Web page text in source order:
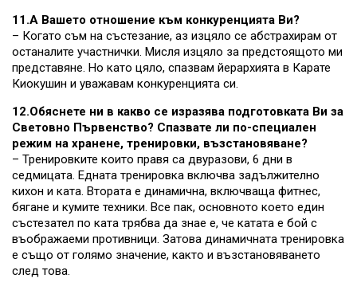
11.А Вашето отношение към конкуренцията Ви?
– Когато съм на състезание, аз изцяло се абстрахирам от
останалите участнички. Мисля изцяло за предстоящото ми
представяне. Но като цяло, спазвам йерархията в Карате
Киокушин и уважавам конкуренцията си.
12.Обяснете ни в какво се изразява подготовката Ви за
Световно Първенство? Спазвате ли по-специален
режим на хранене, тренировки, възстановяване?
– Тренировките които правя са двуразови, 6 дни в
седмицата. Едната тренировка включва задължително
кихон и ката. Втората е динамична, включваща фитнес,
бягане и кумите техники. Все пак, основното което един
състезател по ката трябва да знае е, че катата е бой с
въображаеми противници. Затова динамичната тренировка
е също от голямо значение, както и възстановяването
след това.